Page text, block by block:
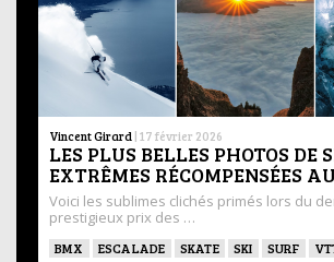
Vincent Girard | 17 février 2026
LES PLUS BELLES PHOTOS DE
EXTRÊMES RÉCOMPENSÉES
Voici les sublimes clichés primés lors du
prestigieux prix des …
BMX ESCALADE SKATE SKI SURF